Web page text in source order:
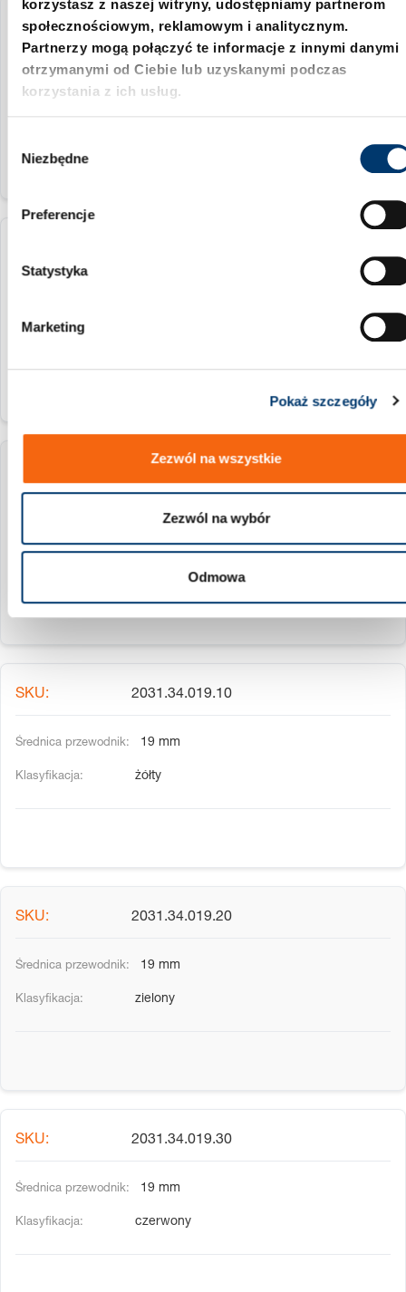
korzystasz z naszej witryny, udostępniamy partnerom
społecznościowym, reklamowym i analitycznym.
Partnerzy mogą połączyć te informacje z innymi danymi
otrzymanymi od Ciebie lub uzyskanymi podczas
korzystania z ich usług.
Niezbędne
Preferencje
Statystyka
Marketing
Pokaż szczegóły
Zezwól na wszystkie
Zezwól na wybór
Odmowa
2031.34.016.10
16 mm
16 mm
czerwony
2031.34.019.10
19 mm
żółty
2031.34.019.20
19 mm
zielony
2031.34.019.30
19 mm
czerwony